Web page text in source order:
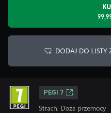
DODAJ DO LISTY
PEGI 7
Strach, Doza przemocy